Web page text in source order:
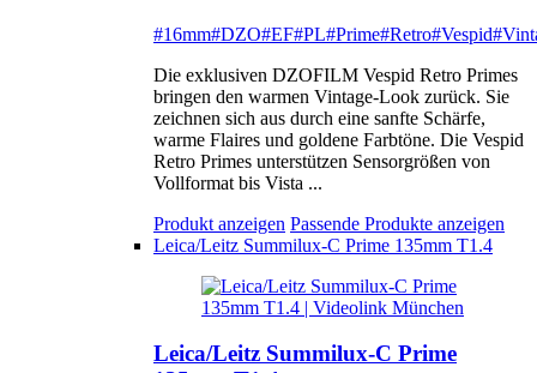
#16mm#DZO#EF#PL#Prime#Retro#Vespid
Die exklusiven DZOFILM Vespid Retro Primes
bringen den warmen Vintage-Look zurück. Sie
zeichnen sich aus durch eine sanfte Schärfe,
warme Flaires und goldene Farbtöne. Die Vespid
Retro Primes unterstützen Sensorgrößen von
Vollformat bis Vista ...
Produkt anzeigen Passende Produkte anzeigen
Leica/Leitz Summilux-C Prime 135mm T1.4
Leica/Leitz Summilux-C Prime